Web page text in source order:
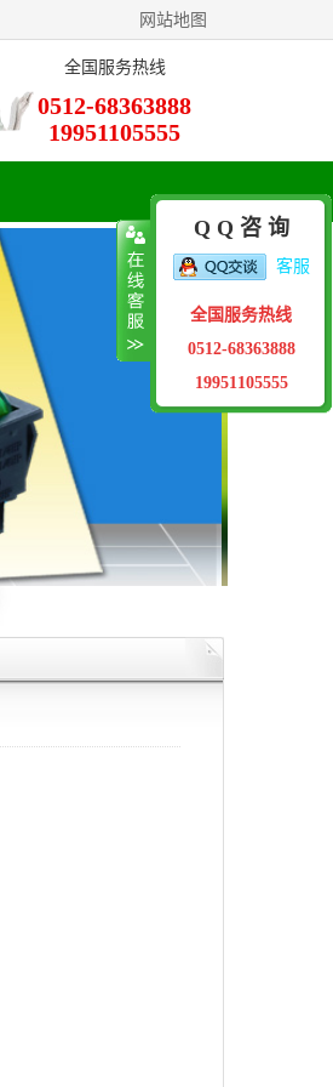
网站地图
全国服务热线
0512-68363888
19951105555
Q Q 咨 询
客服
全国服务热线
0512-68363888
19951105555